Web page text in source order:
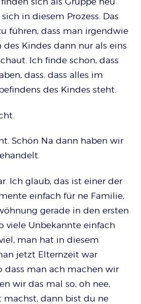
in diesem Prozess. Das
führen, dass man irgendwie
Kindes dann nur als eins
Ich finde schon, dass
dass. dass alles im
des Kindes steht.
Schön Na dann haben wir
Ich glaub, das ist einer der
einfach für ne Familie,
gerade in den ersten
viele Unbekannte einfach
man hat in diesem
jetzt Elternzeit war
dass man ach machen wir
wir das mal so, oh nee,
dann bist du ne